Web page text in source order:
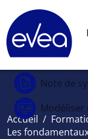
Note de
Modéliser
Accueil /
Les
Panneau de